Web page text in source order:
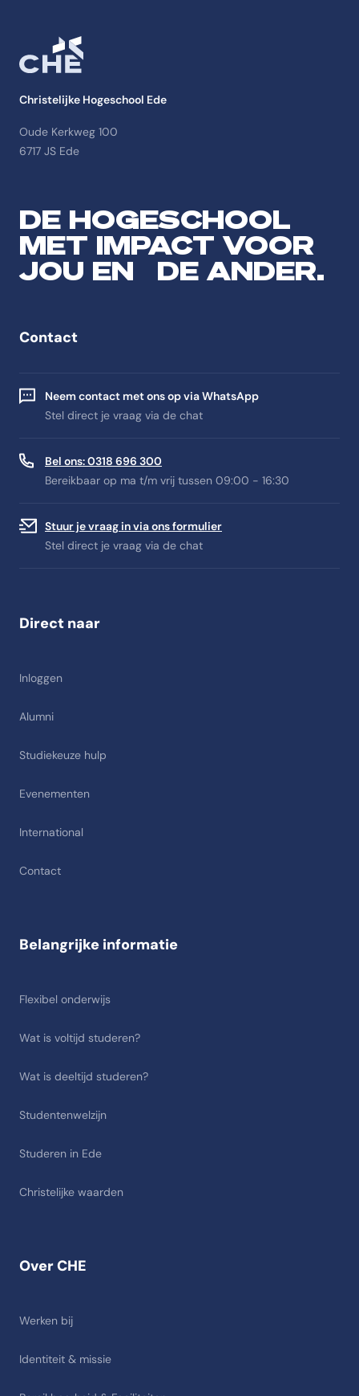
Christelijke Hogeschool Ede
Oude Kerkweg 100
6717 JS Ede
DE HOGESCHOOL
MET IMPACT VOOR
JOU EN DE ANDER.
Contact
Neem contact met ons op via WhatsApp
Stel direct je vraag via de chat
Bel ons: 0318 696 300
Bereikbaar op ma t/m vrij tussen 09:00 - 16:30
Stuur je vraag in via ons formulier
Stel direct je vraag via de chat
Direct naar
Inloggen
Alumni
Studiekeuze hulp
Evenementen
International
Contact
Over CHE
Werken bij
Identiteit & missie
Belangrijke informatie
Flexibel onderwijs
Wat is voltijd studeren?
Wat is deeltijd studeren?
Studentenwelzijn
Studeren in Ede
Christelijke waarden